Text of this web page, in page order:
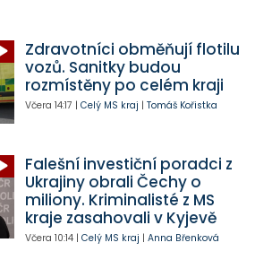
Zdravotníci obměňují flotilu
vozů. Sanitky budou
rozmístěny po celém kraji
Včera 14:17 | Celý MS kraj | Tomáš Kořistka
Falešní investiční poradci z
Ukrajiny obrali Čechy o
miliony. Kriminalisté z MS
kraje zasahovali v Kyjevě
Včera 10:14| Celý MS kraj | Anna Břenková